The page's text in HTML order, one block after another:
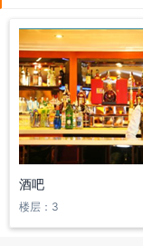
酒吧
楼层：3